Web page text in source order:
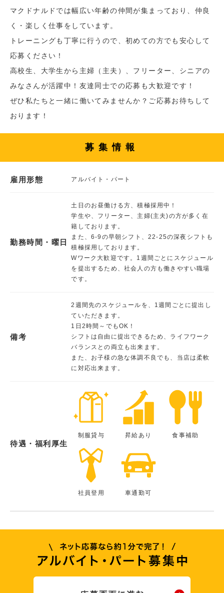
マクドナルドでは幅広い年齢の仲間が集まっており、仲良
く・楽しく仕事をしています。
トレーニングも丁寧に行うので、初めての方でも安心して
応募ください！
高校生、大学生から主婦（主夫）、フリーター、シニアの
みなさんが活躍中！友達同士での応募も大歓迎です！
ぜひ私たちと一緒に働いてみませんか？ご応募お待ちして
おります！
募集情報
雇用形態 アルバイト・パート
勤務時間・曜日
土日のお昼働ける方、積極採用中！
学生や、フリーター、主婦(主夫)の方が多く在
籍しております。
また、6-9の早朝シフト、22-25の深夜シフトも
積極採用しております。
Wワーク大歓迎です。1週間ごとにスケジュール
を提出するため、社会人の方も働きやすい職場
です。
備考
2週間先のスケジュールを、1週間ごとに提出し
ていただきます。
1日2時間～でもOK！
シフトは自由に提出できるため、ライフワーク
バランスとの両立も出来ます。
また、お子様の急な体調不良でも、当店は柔軟
に対応出来ます。
待遇・福利厚生
制服貸与 昇給あり 食事補助
社員登用 車通勤可